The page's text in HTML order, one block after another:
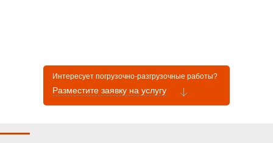
Интересует погрузочно-разгрузочные работы?
Разместите заявку на услугу